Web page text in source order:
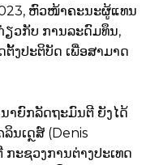
ຫົວໜ້າຄະນະຜູ້ແທນ
ຽວກັບ ການລະດົມທຶນ,
ງປະຕິບັດ ເພື່ອສາມາດ
າຍົກລັດຖະມົນຕີ ຍັງໄດ້
ນເດຼສ໌ (Denis
ະຊວງການຕ່າງປະເທດ